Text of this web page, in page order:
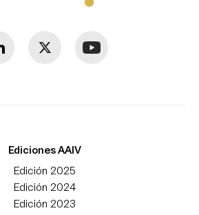
Ediciones AAIV
Edición 2025
Edición 2024
Edición 2023